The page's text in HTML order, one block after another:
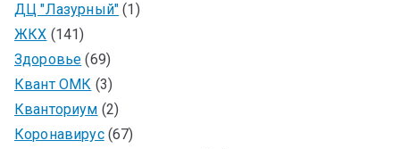
ДЦ "Лазурный" (1)
ЖКХ (141)
Здоровье (69)
Квант ОМК (3)
Кванториум (2)
Коронавирус(67)